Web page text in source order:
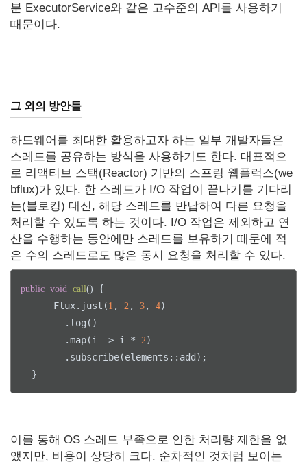
분 ExecutorService와 같은 고수준의 API를 사용하기
때문이다.
그 외의 방안들
하드웨어를 최대한 활용하고자 하는 일부 개발자들은
스레드를 공유하는 방식을 사용하기도 한다. 대표적으
로 리액티브 스택(Reactor) 기반의 스프링 웹플럭스(we
bflux)가 있다. 한 스레드가 I/O 작업이 끝나기를 기다리
는(블로킹) 대신, 해당 스레드를 반납하여 다른 요청을
처리할 수 있도록 하는 것이다. I/O 작업은 제외하고 연
산을 수행하는 동안에만 스레드를 보유하기 때문에 적
은 수의 스레드로도 많은 동시 요청을 처리할 수 있다.
public void call()
{
      Flux.just(
1 , 2 , 3 , 4)
        .log()
        .map(i -> i *
2 )
        .subscribe(elements::add);
  }
이를 통해 OS 스레드 부족으로 인한 처리량 제한을 없
앴지만, 비용이 상당히 크다. 순차적인 것처럼 보이는